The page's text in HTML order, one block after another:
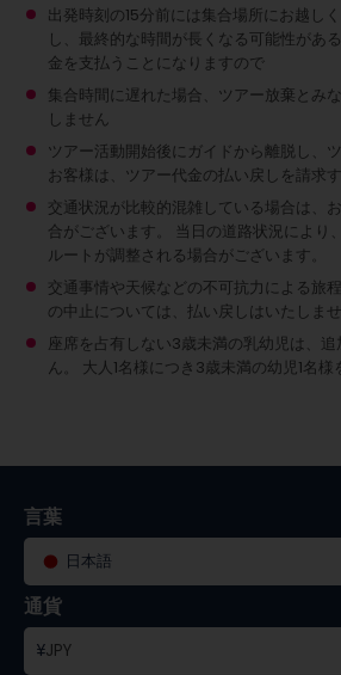
出発時刻の15分前には集合場所にお越し
し、最終的な時間が長くなる可能性があ
金を支払うことになりますので
集合時間に遅れた場合、ツアー放棄とみ
しません
ツアー活動開始後にガイドから離脱し、
お客様は、ツアー代金の払い戻しを請求
交通状況が比較的混雑している場合は、
合がございます。 当日の道路状況により
ルートが調整される場合がございます。
交通事情や天候などの不可抗力による旅
の中止については、払い戻しはいたしま
座席を占有しない3歳未満の乳幼児は、
ん。
大人1名様につき3歳未満の幼児1名様
言葉
日本語
通貨
¥JPY